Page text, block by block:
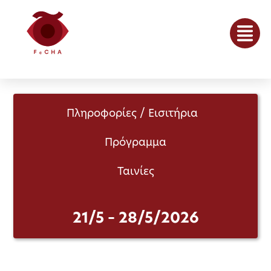
Πληροφορίες / Εισιτήρια
Πρόγραμμα
Ταινίες
21/5 – 28/5/2026